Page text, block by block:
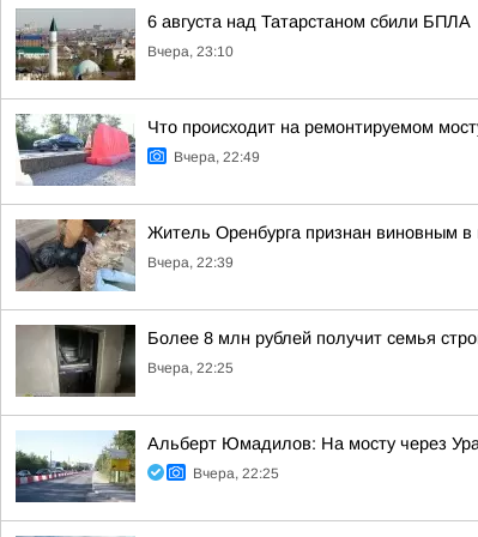
6 августа над Татарстаном сбили БПЛА
Вчера, 23:10
Что происходит на ремонтируемом
Вчера, 22:49
Житель Оренбурга признан виновным
Вчера, 22:39
Более 8 млн рублей получит семья
Вчера, 22:25
Альберт Юмадилов: На мосту через
Вчера, 22:25